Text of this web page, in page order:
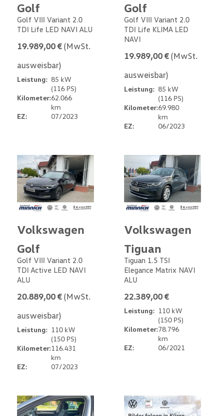
Golf
Golf VIII Variant 2.0
TDI Life LED NAVI ALU
19.989,00 € (MwSt.
ausweisbar)
Leistung: 85 kW
(116 PS)
Kilometer:62.066
km
EZ:
07/2023
Golf
Golf VIII Variant 2.0
TDI Life KLIMA LED
NAVI
19.989,00 € (MwSt.
ausweisbar)
Leistung: 85 kW
(116 PS)
Kilometer:69.980
km
EZ:
06/2023
Volkswagen
Golf
Golf VIII Variant 2.0
TDI Active LED NAVI
ALU
20.889,00 € (MwSt.
ausweisbar)
Leistung: 110 kW
(150 PS)
Kilometer:116.431
km
EZ:
07/2023
Volkswagen
Tiguan
Tiguan 1.5 TSI
Elegance Matrix NAVI
ALU
22.389,00 €
Leistung: 110 kW
(150 PS)
Kilometer:78.796
km
EZ:
06/2021